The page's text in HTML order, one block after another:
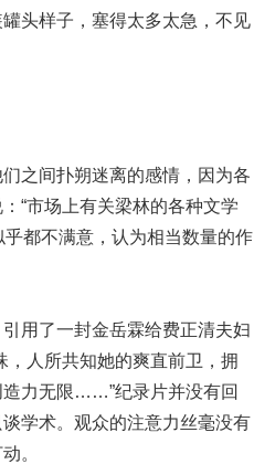
头样子，塞得太多太急，不见
之间扑朔迷离的感情，因为各
“市场上有关梁林的各种文学
都不满意，认为相当数量的作
用了一封金岳霖给费正清夫妇
，人所共知她的爽直前卫，拥
造力无限……”纪录片并没有回
学术。观众的注意力丝毫没有
。